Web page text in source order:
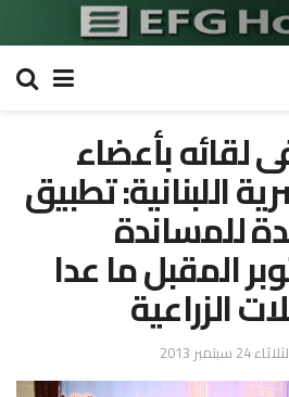
لقائه بأعضاء
اللبنانية: تطبيق
للمساندة
المقبل ما عدا
الزراعية
24 سبتمبر 2013